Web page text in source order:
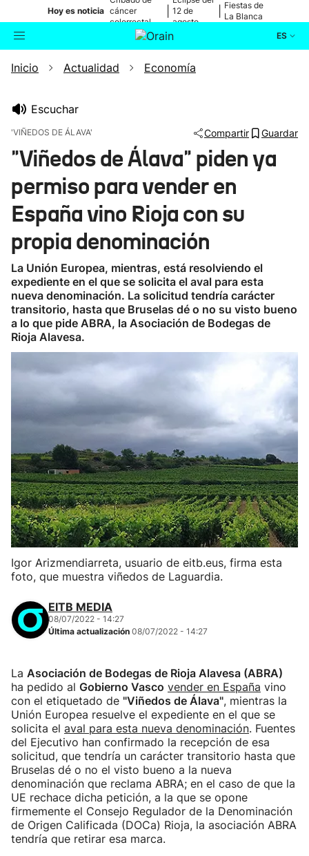
Hoy es noticia cáncer
colorrectal
12 de
agosto
Fiestas de
La Blanca
ES
Buscador Actualidad
Cultura
Ikusmiran
Eguraldia
Inicio Actualidad Economía
Escuchar
'VIÑEDOS DE ÁLAVA' Compartir Guardar
"Viñedos de Álava" piden ya
permiso para vender en
España vino Rioja con su
propia denominación
La Unión Europea, mientras, está resolviendo el
expediente en el que se solicita el aval para esta
nueva denominación. La solicitud tendría carácter
transitorio, hasta que Bruselas dé o no su visto bueno
a lo que pide ABRA, la Asociación de Bodegas de
Rioja Alavesa.
Igor Arizmendiarreta, usuario de eitb.eus, firma esta
foto, que muestra viñedos de Laguardia.
EITB MEDIA
08/07/2022 - 14:27
Última actualización 08/07/2022 - 14:27
La Asociación de Bodegas de Rioja Alavesa (ABRA)
ha pedido al Gobierno Vasco vender en España vino
con el etiquetado de "Viñedos de Álava", mientras la
Unión Europea resuelve el expediente en el que se
solicita el aval para esta nueva denominación. Fuentes
del Ejecutivo han confirmado la recepción de esa
solicitud, que tendría un carácter transitorio hasta que
Bruselas dé o no el visto bueno a la nueva
denominación que reclama ABRA; en el caso de que la
UE rechace dicha petición, a la que se opone
firmemente el Consejo Regulador de la Denominación
de Origen Calificada (DOCa) Rioja, la asociación ABRA
tendría que retirar esa marca.